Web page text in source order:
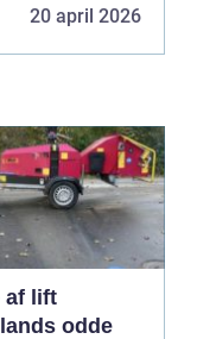
20 april 2026
af lift
odde